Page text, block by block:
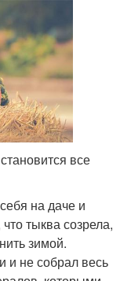
все
на даче и
тыква созрела,
зимой.
и не собрал весь